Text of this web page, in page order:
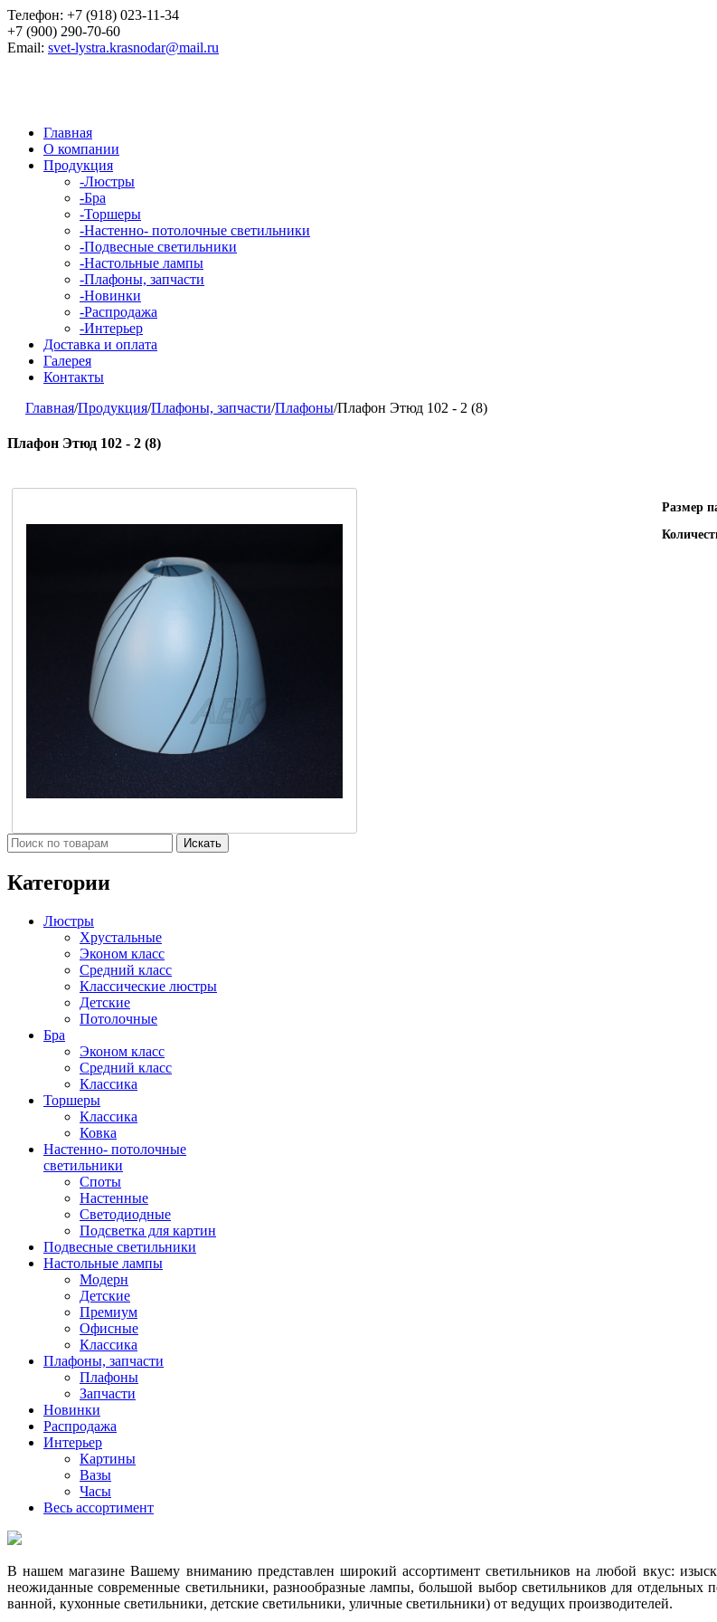
Телефон: +7 (918) 023-11-34
+7 (900) 290-70-60
Email: svet-lystra.krasnodar@mail.ru
Главная
О компании
Продукция
-Люстры
-Бра
-Торшеры
-Настенно- потолочные светильники
-Подвесные светильники
-Настольные лампы
-Плафоны, запчасти
-Новинки
-Распродажа
-Интерьер
Доставка и оплата
Галерея
Контакты
Главная/Продукция/Плафоны, запчасти/Плафоны/Плафон Этюд 102 - 2 (8)
Плафон Этюд 102 - 2 (8)
Размер
Искать
Категории
Люстры
Хрустальные
Эконом класс
Средний класс
Классические люстры
Детские
Потолочные
Бра
Эконом класс
Средний класс
Классика
Торшеры
Классика
Ковка
Настенно- потолочные
светильники
Споты
Настенные
Светодиодные
Подсветка для картин
Подвесные светильники
Настольные лампы
Модерн
Детские
Премиум
Офисные
Классика
Плафоны, запчасти
Плафоны
Запчасти
Новинки
Распродажа
Интерьер
Картины
Вазы
Часы
Весь ассортимент
В нашем магазине Вашему вниманию представлен широкий ассортимент светильников на любой вкус:
неожиданные современные светильники, разнообразные лампы, большой выбор светильников для отдельных
ванной, кухонные светильники, детские светильники, уличные светильники) от ведущих производителей.